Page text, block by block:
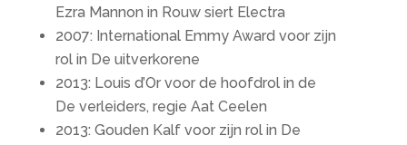
Ezra Mannon in Rouw siert Electra
2007: International Emmy Award voor zijn
rol in De uitverkorene
2013: Louis d’Or voor de hoofdrol in de
De verleiders, regie Aat Ceelen
2013: Gouden Kalf voor zijn rol in De